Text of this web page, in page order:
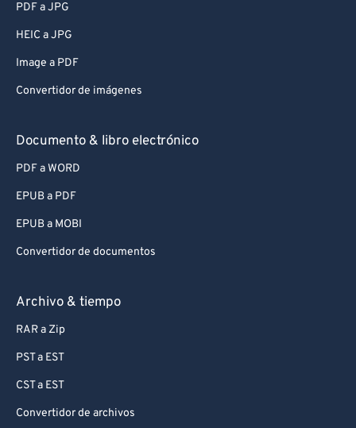
PDF a JPG
HEIC a JPG
Image a PDF
Convertidor de imágenes
Documento & libro electrónico
PDF a WORD
EPUB a PDF
EPUB a MOBI
Convertidor de documentos
Archivo & tiempo
RAR a Zip
PST a EST
CST a EST
Convertidor de archivos